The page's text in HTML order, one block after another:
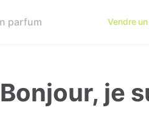
Vendre
Bonjour, je